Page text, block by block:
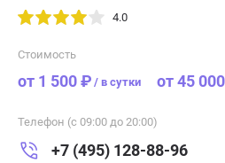
4.0
Стоимость
от 1 500 ₽ / в сутки от 45
Телефон (с 09:00 до 20:00)
+7 (495) 128-88-96